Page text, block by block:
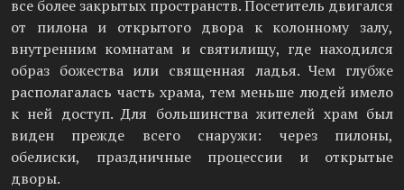
все более закрытых пространств. Посетитель двигался
от пилона и открытого двора к колонному залу,
внутренним комнатам и святилищу, где находился
образ божества или священная ладья. Чем глубже
располагалась часть храма, тем меньше людей имело
к ней доступ. Для большинства жителей храм был
виден прежде всего снаружи: через пилоны,
обелиски, праздничные процессии и открытые
дворы.